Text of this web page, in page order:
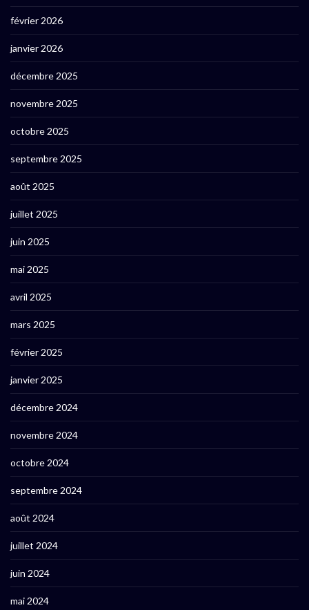
février 2026
janvier 2026
décembre 2025
novembre 2025
octobre 2025
septembre 2025
août 2025
juillet 2025
juin 2025
mai 2025
avril 2025
mars 2025
février 2025
janvier 2025
décembre 2024
novembre 2024
octobre 2024
septembre 2024
août 2024
juillet 2024
juin 2024
mai 2024